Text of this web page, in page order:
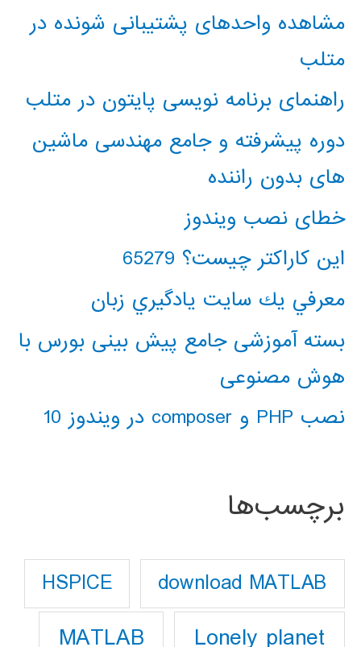
مشاهده واحدهای پشتیبانی شونده در
متلب
راهنمای برنامه نویسی پایتون در متلب
دوره پیشرفته و جامع مهندسی ماشین
های بدون راننده
خطای نصب ویندوز
این کاراکتر چیست؟ 65279
معرفي يك سايت يادگيري زبان
بسته آموزشی جامع پیش بینی بورس با
هوش مصنوعی
نصب PHP و composer در ویندوز 10
برچسب‌ها
download MATLAB
HSPICE
Lonely planet
MATLAB